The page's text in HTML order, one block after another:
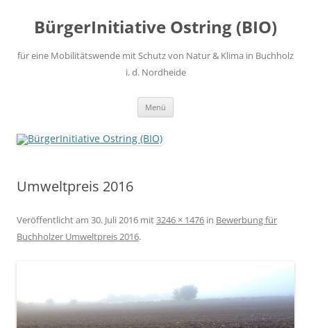
springen
BürgerInitiative Ostring (BIO)
für eine Mobilitätswende mit Schutz von Natur & Klima in Buchholz
i. d. Nordheide
Menü
Umweltpreis 2016
Veröffentlicht am 30. Juli 2016 mit3246 × 1476 in Bewerbung für
Buchholzer Umweltpreis 2016.